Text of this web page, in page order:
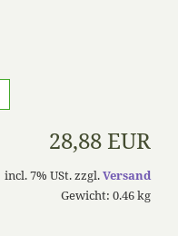
28,88 EUR
incl. 7% USt. zzgl.Versand
Gewicht: 0.46 kg